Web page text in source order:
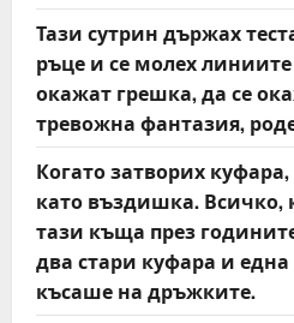
Тази сутрин държах
ръце и се молех
окажат грешка, да се
тревожна фантазия,
Когато затворих
като въздишка. Всичко,
тази къща през
два стари куфара и една
късаше на дръжките.